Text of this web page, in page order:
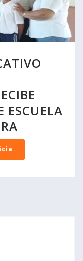
ESCUELA